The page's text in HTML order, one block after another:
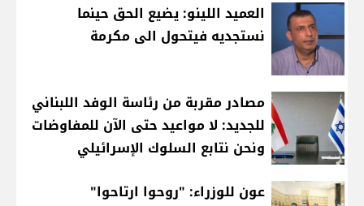
العميد اللينو: يضيع الحق حينما
نستجديه فيتحول الى مكرمة
مصادر مقربة من رئاسة الوفد اللبناني
للجديد: لا مواعيد حتى الآن للمفاوضات
ونحن نتابع السلوك الإسرائيلي
عون للوزراء: "روحوا ارتاحوا"